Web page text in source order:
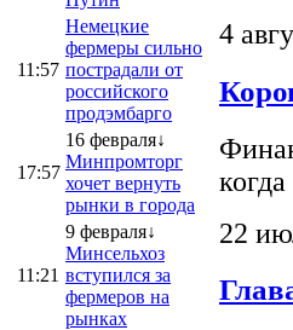
11:57
Немецкие
фермеры сильно
пострадали от
российского
продэмбарго
17:57
16 февраля↓
Минпромторг
хочет вернуть
рынки в города
11:21
9 февраля↓
Минсельхоз
вступился за
фермеров на
рынках
4
22